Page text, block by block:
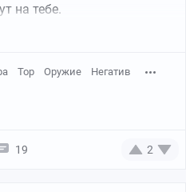
на тебе.
Появился ответ, что
10 секунд с этой
14-е, ответа не
авито или кто там
Тор Оружие Негатив
19 2